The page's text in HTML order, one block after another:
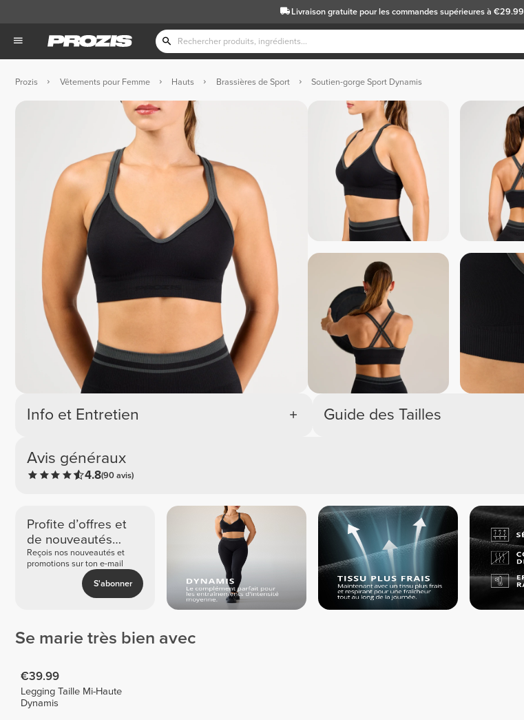
Livraison gratuitepour les commandes supérieures à €29.99
Prozis Vêtements pour Femme Hauts Brassières de Sport Soutien-gorge Sport Dynamis
Info et Entretien
Avis généraux
4.8(90 avis)
Guide des Tailles
Profite d’offres et
de nouveautés
exclusives
Reçois nos nouveautés et
promotions sur ton e-mail
S'abonner
Se marie très bien avec
€39.99
Legging Taille Mi-Haute
Dynamis